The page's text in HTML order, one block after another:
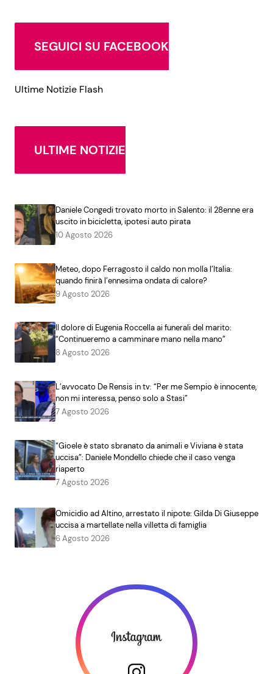
SEGUICI SU FACEBOOK
Ultime Notizie Flash
ULTIME NOTIZIE
Daniele Congedi trovato morto in Salento: il 28enne era
uscito in bicicletta, ipotesi auto pirata
10 Agosto 2026
Meteo, dopo Ferragosto il caldo non molla l’Italia:
quando finirà l’ennesima ondata di calore?
9 Agosto 2026
Il dolore di Eugenia Roccella ai funerali del marito:
“Continueremo a camminare mano nella mano”
8 Agosto 2026
L’avvocato De Rensis in tv: “Per me Sempio è innocente,
non mi interessa, penso solo a Stasi”
7 Agosto 2026
“Gioele è stato sbranato da animali e Viviana è stata
uccisa”: Daniele Mondello chiede che il caso venga
riaperto
7 Agosto 2026
Omicidio ad Altino, arrestato il nipote: Gilda Di Giuseppe
uccisa a martellate nella villetta di famiglia
6 Agosto 2026